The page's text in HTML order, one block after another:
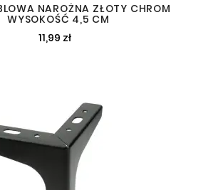
NAROŻNA ZŁOTY CHROM
WYSOKOŚĆ 4,5 CM
11,99 zł